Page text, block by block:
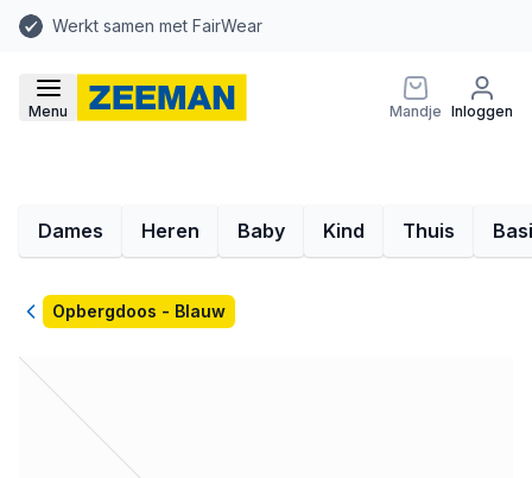
Werkt samen met FairWear
Menu Mandje Inloggen
Dames Heren Baby Kind Thuis
TerugOpbergdoos - Blauw